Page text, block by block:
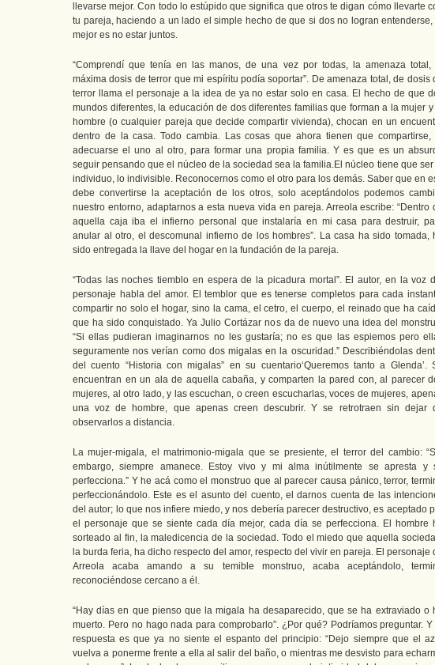
llevarse mejor. Con todo lo estúpido que significa que otros te digan cómo llevarte
tu pareja, haciendo a un lado el simple hecho de que si dos no logran entenderse,
mejor es no estar juntos.
“Comprendí que tenía en las manos, de una vez por todas, la amenaza total,
máxima dosis de terror que mi espíritu podía soportar”. De amenaza total, de dosis
terror llama el personaje a la idea de ya no estar solo en casa. El hecho de que
mundos diferentes, la educación de dos diferentes familias que forman a la mujer y
hombre (o cualquier pareja que decide compartir vivienda), chocan en un
dentro de la casa. Todo cambia. Las cosas que ahora tienen que compartirse,
adecuarse el uno al otro, para formar una propia familia. Y es que es un
seguir pensando que el núcleo de la sociedad sea la familia.El núcleo tiene que ser
individuo, lo indivisible. Reconocernos como el otro para los demás. Saber que en
debe convertirse la aceptación de los otros, solo aceptándolos podemos
nuestro entorno, adaptarnos a esta nueva vida en pareja. Arreola escribe: “Dentro
aquella caja iba el infierno personal que instalaría en mi casa para destruir,
anular al otro, el descomunal infierno de los hombres”. La casa ha sido tomada,
sido entregada la llave del hogar en la fundación de la pareja.
“Todas las noches tiemblo en espera de la picadura mortal”. El autor, en la voz
personaje habla del amor. El temblor que es tenerse completos para cada
compartir no solo el hogar, sino la cama, el cetro, el cuerpo, el reinado que ha
que ha sido conquistado. Ya Julio Cortázar nos da de nuevo una idea del
“Si ellas pudieran imaginarnos no les gustaría; no es que las espiemos pero
seguramente nos verían como dos migalas en la oscuridad.” Describiéndolas
del cuento “Historia con migalas” en su cuentario‘Queremos tanto a Glenda’.
encuentran en un ala de aquella cabaña, y comparten la pared con, al parecer
mujeres, al otro lado, y las escuchan, o creen escucharlas, voces de mujeres,
una voz de hombre, que apenas creen descubrir. Y se retrotraen sin dejar
observarlos a distancia.
La mujer-migala, el matrimonio-migala que se presiente, el terror del cambio:
embargo, siempre amanece. Estoy vivo y mi alma inútilmente se apresta y
perfecciona.” Y he acá como el monstruo que al parecer causa pánico, terror,
perfeccionándolo. Este es el asunto del cuento, el darnos cuenta de las
del autor; lo que nos infiere miedo, y nos debería parecer destructivo, es aceptado
el personaje que se siente cada día mejor, cada día se perfecciona. El hombre
sorteado al fin, la maledicencia de la sociedad. Todo el miedo que aquella
la burda feria, ha dicho respecto del amor, respecto del vivir en pareja. El personaje
Arreola acaba amando a su temible monstruo, acaba aceptándolo,
reconociéndose cercano a él.
“Hay días en que pienso que la migala ha desaparecido, que se ha extraviado o
muerto. Pero no hago nada para comprobarlo”. ¿Por qué? Podríamos preguntar.
respuesta es que ya no siente el espanto del principio: “Dejo siempre que el
vuelva a ponerme frente a ella al salir del baño, o mientras me desvisto para